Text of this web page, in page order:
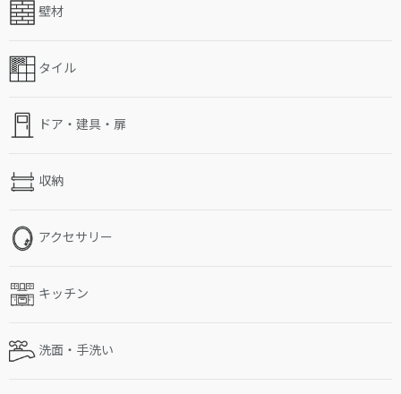
壁材
タイル
ドア・建具・扉
収納
アクセサリー
キッチン
洗面・手洗い